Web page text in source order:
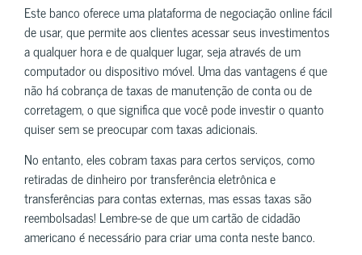
Este banco oferece uma plataforma de negociação online fácil
de usar, que permite aos clientes acessar seus investimentos
a qualquer hora e de qualquer lugar, seja através de um
computador ou dispositivo móvel. Uma das vantagens é que
não há cobrança de taxas de manutenção de conta ou de
corretagem, o que significa que você pode investir o quanto
quiser sem se preocupar com taxas adicionais.
No entanto, eles cobram taxas para certos serviços, como
retiradas de dinheiro por transferência eletrônica e
transferências para contas externas, mas essas taxas são
reembolsadas! Lembre-se de que um cartão de cidadão
americano é necessário para criar uma conta neste banco.